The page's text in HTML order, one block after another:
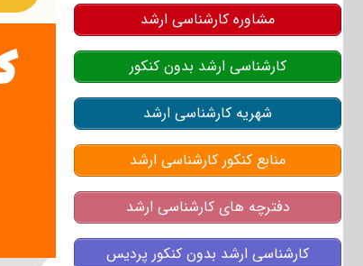
مشاوره کارشناسی ارشد
کارشناسی ارشد بدون کنکور
شهریه کارشناسی ارشد
منابع کنکور کارشناسی ارشد
دفترچه های کارشناسی ارشد
کارشناسی ارشد بدون کنکور پردیس